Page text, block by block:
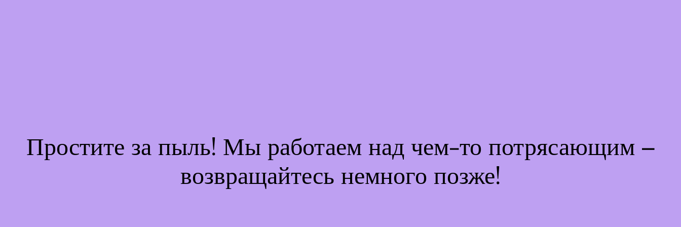
Простите за пыль! Мы работаем над чем-то потрясающим –
возвращайтесь немного позже!